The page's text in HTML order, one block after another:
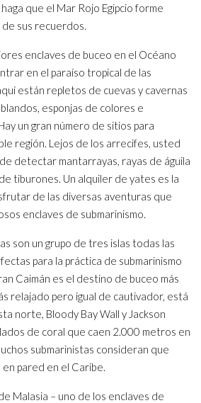
que el Mar Rojo Egipcio forme
sus recuerdos.
enclaves de buceo en el Océano
en el paraíso tropical de las
están repletos de cuevas y cavernas
esponjas de colores e
un gran número de sitios para
región. Lejos de los arrecifes, usted
detectar mantarrayas, rayas de águila
tiburones. Un alquiler de yates es la
de las diversas aventuras que
enclaves de submarinismo.
son un grupo de tres islas todas las
para la práctica de submarinismo
Caimán es el destino de buceo más
relajado pero igual de cautivador, está
norte, Bloody Bay Wall y Jackson
de coral que caen 2.000 metros en
submarinistas consideran que
pared en el Caribe.
Malasia – uno de los enclaves de